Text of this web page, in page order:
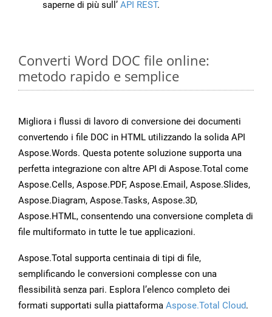
saperne di più sull’ API REST.
Converti Word DOC file online:
metodo rapido e semplice
Migliora i flussi di lavoro di conversione dei documenti
convertendo i file DOC in HTML utilizzando la solida API
Aspose.Words. Questa potente soluzione supporta una
perfetta integrazione con altre API di Aspose.Total come
Aspose.Cells, Aspose.PDF, Aspose.Email, Aspose.Slides,
Aspose.Diagram, Aspose.Tasks, Aspose.3D,
Aspose.HTML, consentendo una conversione completa di
file multiformato in tutte le tue applicazioni.
Aspose.Total supporta centinaia di tipi di file,
semplificando le conversioni complesse con una
flessibilità senza pari. Esplora l’elenco completo dei
formati supportati sulla piattaforma Aspose.Total Cloud.